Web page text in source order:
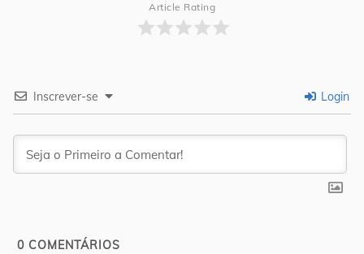
Article Rating
Inscrever-se Login
0 COMENTÁRIOS